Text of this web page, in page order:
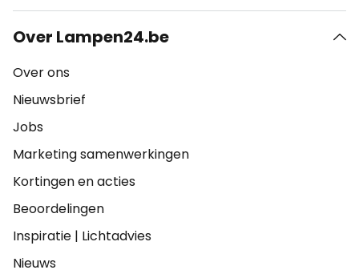
Over Lampen24.be
Over ons
Nieuwsbrief
Jobs
Marketing samenwerkingen
Kortingen en acties
Beoordelingen
Inspiratie | Lichtadvies
Nieuws